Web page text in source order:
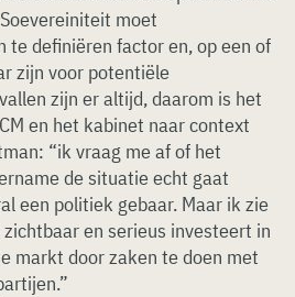
moet
definiëren factor en, op een of
zijn voor potentiële
zijn er altijd, daarom is het
en het kabinet naar context
“ik vraag me af of het
de situatie echt gaat
een politiek gebaar. Maar ik zie
en serieus investeert in
markt door zaken te doen met